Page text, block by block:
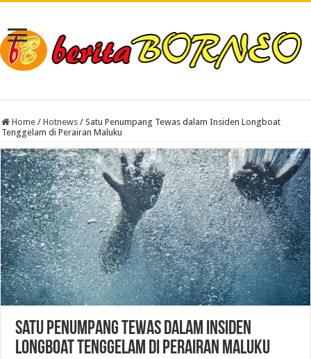
Home / Hotnews / Satu Penumpang Tewas dalam Insiden Longboat
Tenggelam di Perairan Maluku
Satu Penumpang Tewas dalam Insiden
Longboat Tenggelam di Perairan Maluku